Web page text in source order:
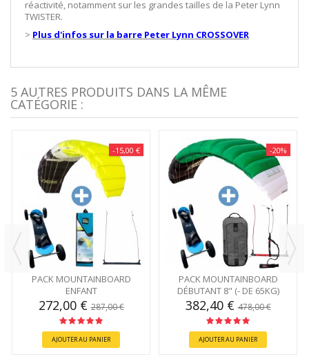
réactivité, notamment sur les grandes tailles de la Peter Lynn
TWISTER.
> Plus d'infos sur la barre Peter Lynn CROSSOVER
5 AUTRES PRODUITS DANS LA MÊME
CATÉGORIE :
-15,00 €
PACK MOUNTAINBOARD
ENFANT
272,00 €287,00 €
AJOUTER AU PANIER
-20%
PACK MOUNTAINBOARD
DÉBUTANT 8" (- DE 65KG)
382,40 €478,00 €
AJOUTER AU PANIER